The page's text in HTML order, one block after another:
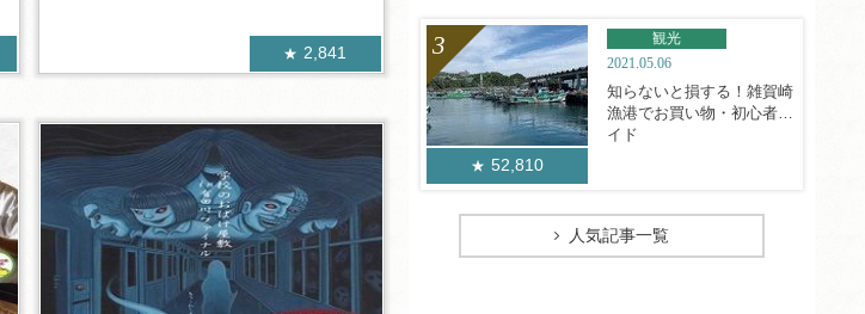
2,841
52,810
観光
2021.05.06
知らないと損する！雑賀崎
漁港でお買い物・初心者ガ
イド
人気記事一覧